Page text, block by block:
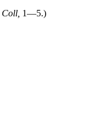
Coll, 1—5.)